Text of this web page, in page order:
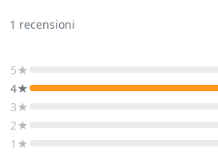
1 recensioni
5★
4★
3★
2★
1★